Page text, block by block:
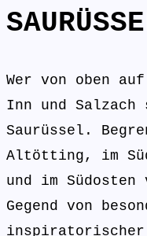
Wer von oben
Inn und
Saurüssel.
Altötting, im
und im
Gegend von